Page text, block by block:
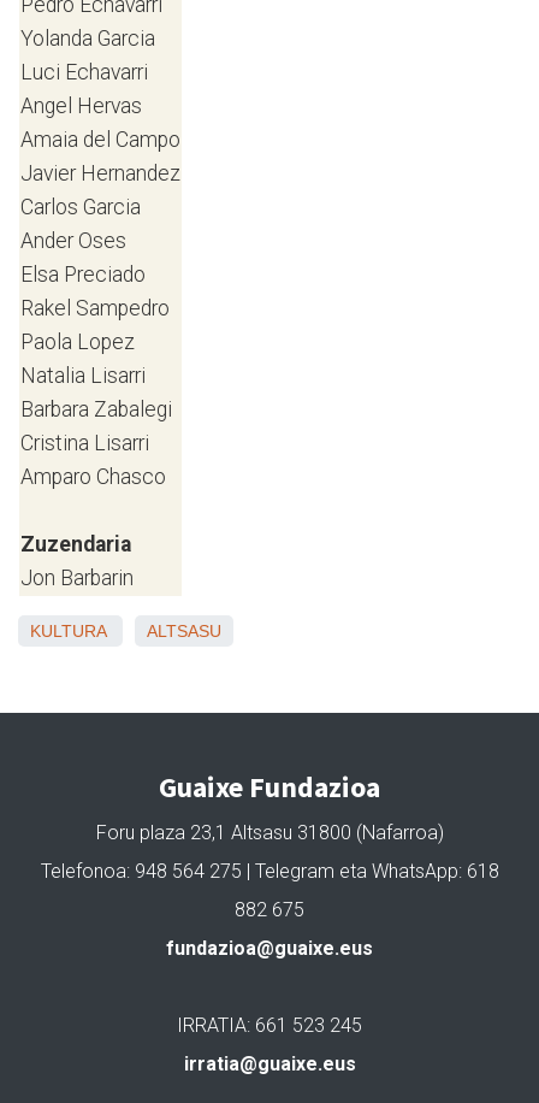
Pedro Echavarri
Yolanda Garcia
Luci Echavarri
Angel Hervas
Amaia del Campo
Javier Hernandez
Carlos Garcia
Ander Oses
Elsa Preciado
Rakel Sampedro
Paola Lopez
Natalia Lisarri
Barbara Zabalegi
Cristina Lisarri
Amparo Chasco
Zuzendaria
Jon Barbarin
KULTURA ALTSASU
Guaixe Fundazioa
Foru plaza 23,1 Altsasu 31800 (Nafarroa)
Telefonoa: 948 564 275 | Telegram eta WhatsApp: 618
882 675
fundazioa@guaixe.eus
IRRATIA: 661 523 245
irratia@guaixe.eus